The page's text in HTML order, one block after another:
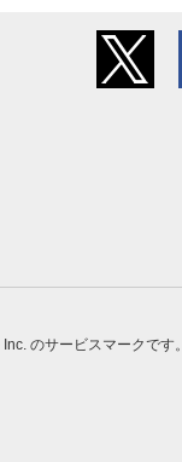
のサービスマークです。